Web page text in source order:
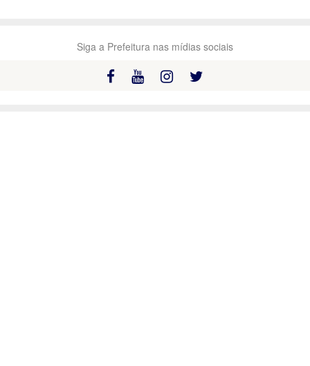
Siga a Prefeitura nas mídias sociais